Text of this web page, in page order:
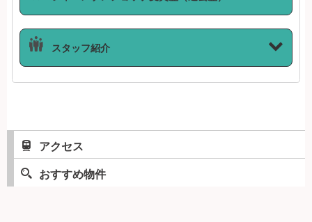
アクセス
おすすめ物件
スタッフ紹介